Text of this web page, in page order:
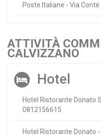
Poste Italiane - Via
ATTIVITÀ
CALVIZZANO
Hotel
Hotel Ristorante Donato
0812156615
Hotel Ristorante Donato